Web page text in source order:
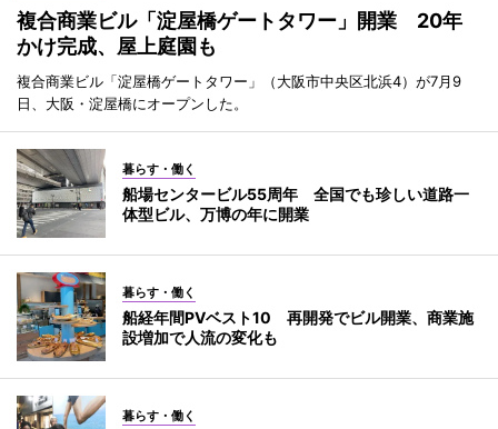
複合商業ビル「淀屋橋ゲートタワー」開業 20年
かけ完成、屋上庭園も
複合商業ビル「淀屋橋ゲートタワー」（大阪市中央区北浜4）が7月9
日、大阪・淀屋橋にオープンした。
暮らす・働く
船場センタービル55周年 全国でも珍しい道路一
体型ビル、万博の年に開業
暮らす・働く
船経年間PVベスト10 再開発でビル開業、商業施
設増加で人流の変化も
暮らす・働く